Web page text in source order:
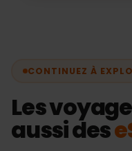
eSIMFOX est une
habituel ou par
Aucun autre
CONTINUEZ À
Les
aussi des